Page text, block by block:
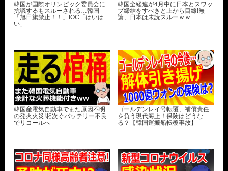
韓国が国際オリンピック委員会に
抗議するもスルーされる…韓国
「旭日旗禁止！！」IOC「はいは
い」
韓国全経連が4月中に日本とスワッ
プ締結をすべきと上から目線!無
論、日本は未読スルーｗｗ
韓国産電気自動車でまた原因不明
の発火火災!相次ぐバッテリー不良
でリコールへ
ゴールデンレイ号転覆、補償責任
を負う現代海上！保険はどうな
る？【韓国運搬船転覆事故】